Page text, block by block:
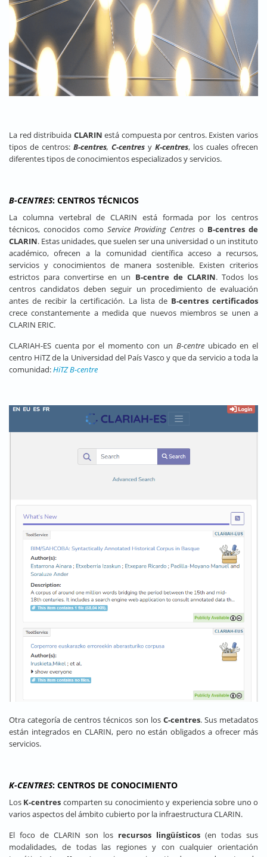
La red distribuida CLARIN está compuesta por centros. Existen varios
tipos de centros: B-centres, C-centres y K-centres, los cuales ofrecen
diferentes tipos de conocimientos especializados y servicios.
B-CENTRES: CENTROS TÉCNICOS
La columna vertebral de CLARIN está formada por los centros
técnicos, conocidos como Service Providing Centres o B-centres de
CLARIN. Estas unidades, que suelen ser una universidad o un instituto
académico, ofrecen a la comunidad científica acceso a recursos,
servicios y conocimientos de manera sostenible. Existen criterios
estrictos para convertirse en un B-centre de CLARIN. Todos los
centros candidatos deben seguir un procedimiento de evaluación
antes de recibir la certificación. La lista de B-centres certificados
crece constantemente a medida que nuevos miembros se unen a
CLARIN ERIC.
CLARIAH-ES cuenta por el momento con un B-centre ubicado en el
centro HiTZ de la Universidad del País Vasco y que da servicio a toda la
comunidad:HiTZ B-centre
Otra categoría de centros técnicos son los C-centres. Sus metadatos
están integrados en CLARIN, pero no están obligados a ofrecer más
servicios.
K-CENTRES: CENTROS DE CONOCIMIENTO
Los K-centres comparten su conocimiento y experiencia sobre uno o
varios aspectos del ámbito cubierto por la infraestructura CLARIN.
El foco de CLARIN son los recursos lingüísticos (en todas sus
modalidades, de todas las regiones y con cualquier orientación